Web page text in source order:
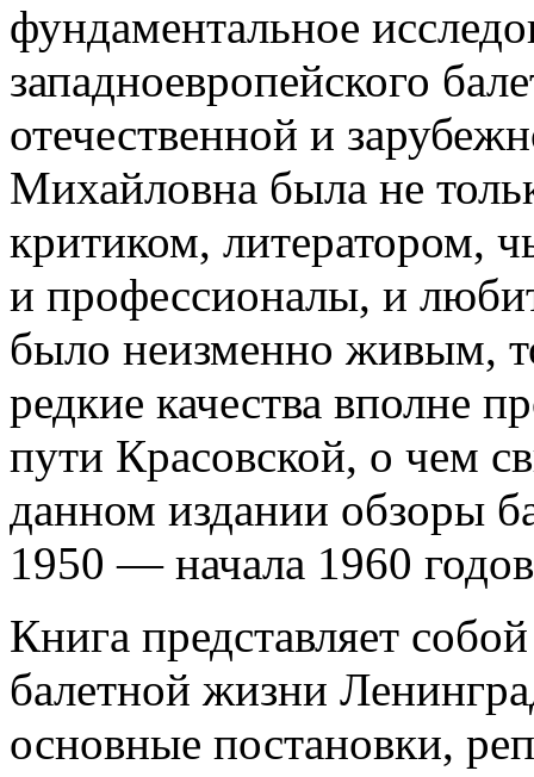
фундаментальное
западноевропейского
отечественной и
Михайловна была не
критиком, литератором,
и профессионалы, и
было неизменно живым,
редкие качества вполне
пути Красовской, о чем
данном издании обзоры
1950 — начала 1960
Книга представляет
балетной жизни
основные постановки,